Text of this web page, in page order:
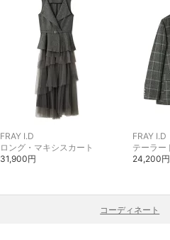
FRAY I.D
ロング・マキシスカート
31,900円
FRAY I.D
24,200円
コーディネート